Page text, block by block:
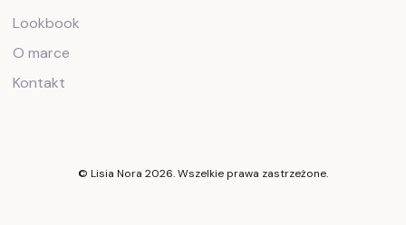
Lookbook
O marce
Kontakt
© Lisia Nora 2026. Wszelkie prawa zastrzeżone.